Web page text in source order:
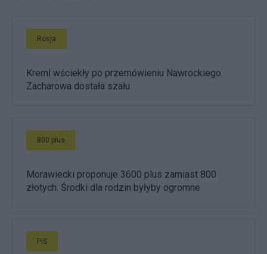
Rosja
Kreml wściekły po przemówieniu Nawrockiego.
Zacharowa dostała szału
800 plus
Morawiecki proponuje 3600 plus zamiast 800
złotych. Środki dla rodzin byłyby ogromne
PiS